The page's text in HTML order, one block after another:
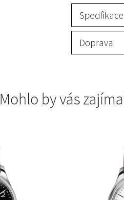
Specifikace
Doprava
Mohlo by vás